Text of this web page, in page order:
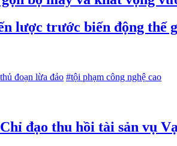
lược trước biến động thế
đoạn lừa đảo #tội phạm công nghệ cao
đạo thu hồi tài sản vụ